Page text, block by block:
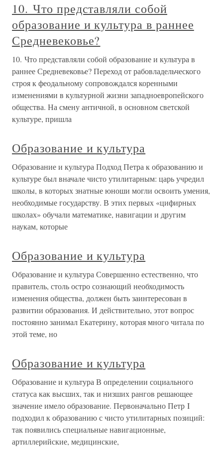
10. Что представляли собой
образование и культура в раннее
Средневековье?
10. Что представляли собой образование и культура в
раннее Средневековье? Переход от рабовладельческого
строя к феодальному сопровождался коренными
изменениями в культурной жизни западноевропейского
общества. На смену античной, в основном светской
культуре, пришла
Образование и культура
Образование и культура Подход Петра к образованию и
культуре был вначале чисто утилитарным: царь учредил
школы, в которых знатные юноши могли освоить умения,
необходимые государству. В этих первых «цифирных
школах» обучали математике, навигации и другим
наукам, которые
Образование и культура
Образование и культура Совершенно естественно, что
правитель, столь остро сознающий необходимость
изменения общества, должен быть заинтересован в
развитии образования. И действительно, этот вопрос
постоянно занимал Екатерину, которая много читала по
этой теме, но
Образование и культура
Образование и культура В определении социального
статуса как высших, так и низших рангов решающее
значение имело образование. Первоначально Петр I
подходил к образованию с чисто утилитарных позиций:
так появились специальные навигационные,
артиллерийские, медицинские,